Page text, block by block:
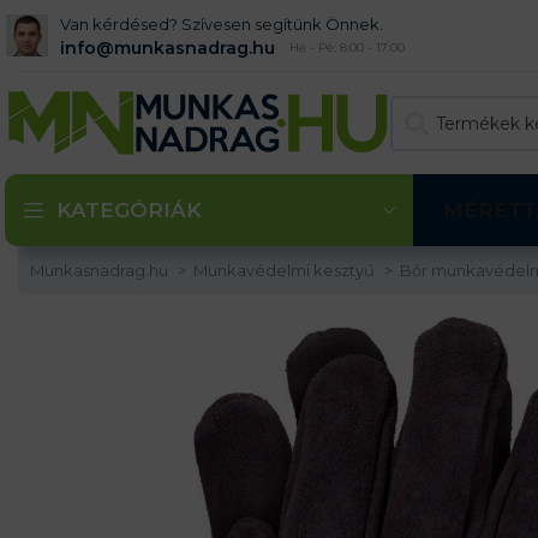
Van kérdésed? Szívesen segítünk Önnek.
info@munkasnadrag.hu Hé - Pé: 8:00 - 17:00
KATEGÓRIÁK
Munkasnadrag.hu Munkavédelmi kesztyű Bőr